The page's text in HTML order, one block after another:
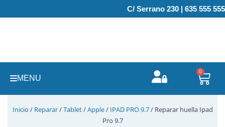
al
C/ Serrano 230 | 635 555 555
MENU
0
Inicio / Reparar/Tablet/Apple/ IPAD PRO 9.7/ Reparar huella Ipad
Pro 9.7